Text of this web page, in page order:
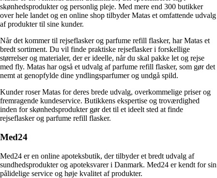
skønhedsprodukter og personlig pleje. Med mere end 300 butikker
over hele landet og en online shop tilbyder Matas et omfattende udvalg
af produkter til sine kunder.
Når det kommer til rejseflasker og parfume refill flasker, har Matas et
bredt sortiment. Du vil finde praktiske rejseflasker i forskellige
størrelser og materialer, der er ideelle, når du skal pakke let og rejse
med fly. Matas har også et udvalg af parfume refill flasker, som gør det
nemt at genopfylde dine yndlingsparfumer og undgå spild.
Kunder roser Matas for deres brede udvalg, overkommelige priser og
fremragende kundeservice. Butikkens ekspertise og troværdighed
inden for skønhedsprodukter gør det til et ideelt sted at finde
rejseflasker og parfume refill flasker.
Med24
Med24 er en online apoteksbutik, der tilbyder et bredt udvalg af
sundhedsprodukter og apoteksvarer i Danmark. Med24 er kendt for sin
pålidelige service og høje kvalitet af produkter.